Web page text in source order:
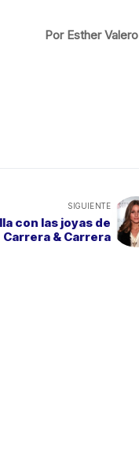
Por Esther Valero
SIGUIENTE
Carrera & Carrera